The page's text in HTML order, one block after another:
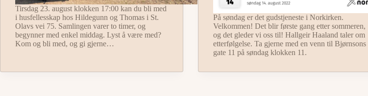
Tirsdag 23. august klokken 17:00 kan du bli med
i husfellesskap hos Hildegunn og Thomas i St.
Olavs vei 75. Samlingen varer to timer, og
begynner med enkel middag. Lyst å være med?
Kom og bli med, og gi gjerne…
På søndag er det gudstjeneste i Norkirken.
Velkommen! Det blir første gang etter sommeren,
og det gleder vi oss til! Hallgeir Haaland taler om
etterfølgelse. Ta gjerne med en venn til Bjørnsons
gate 11 på søndag klokken 11.